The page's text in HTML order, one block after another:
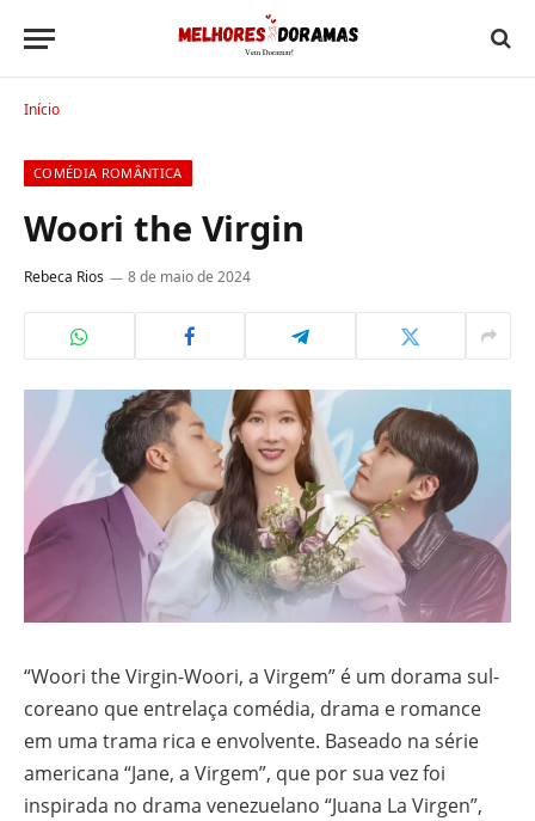
Início
COMÉDIA ROMÂNTICA
Woori the Virgin
Rebeca Rios 8 de maio de 2024
“Woori the Virgin-Woori, a Virgem” é um dorama sul-
coreano que entrelaça comédia, drama e romance
em uma trama rica e envolvente. Baseado na série
americana “Jane, a Virgem”, que por sua vez foi
inspirada no drama venezuelano “Juana La Virgen”,